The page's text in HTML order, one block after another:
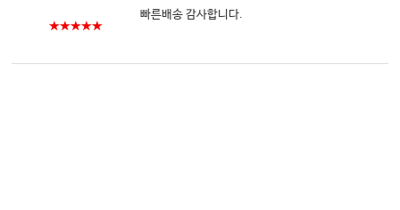
★★★★★
빠른배송 감사합니다.